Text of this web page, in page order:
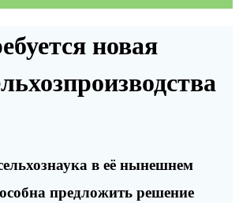
новая
в её нынешнем
предложить решение